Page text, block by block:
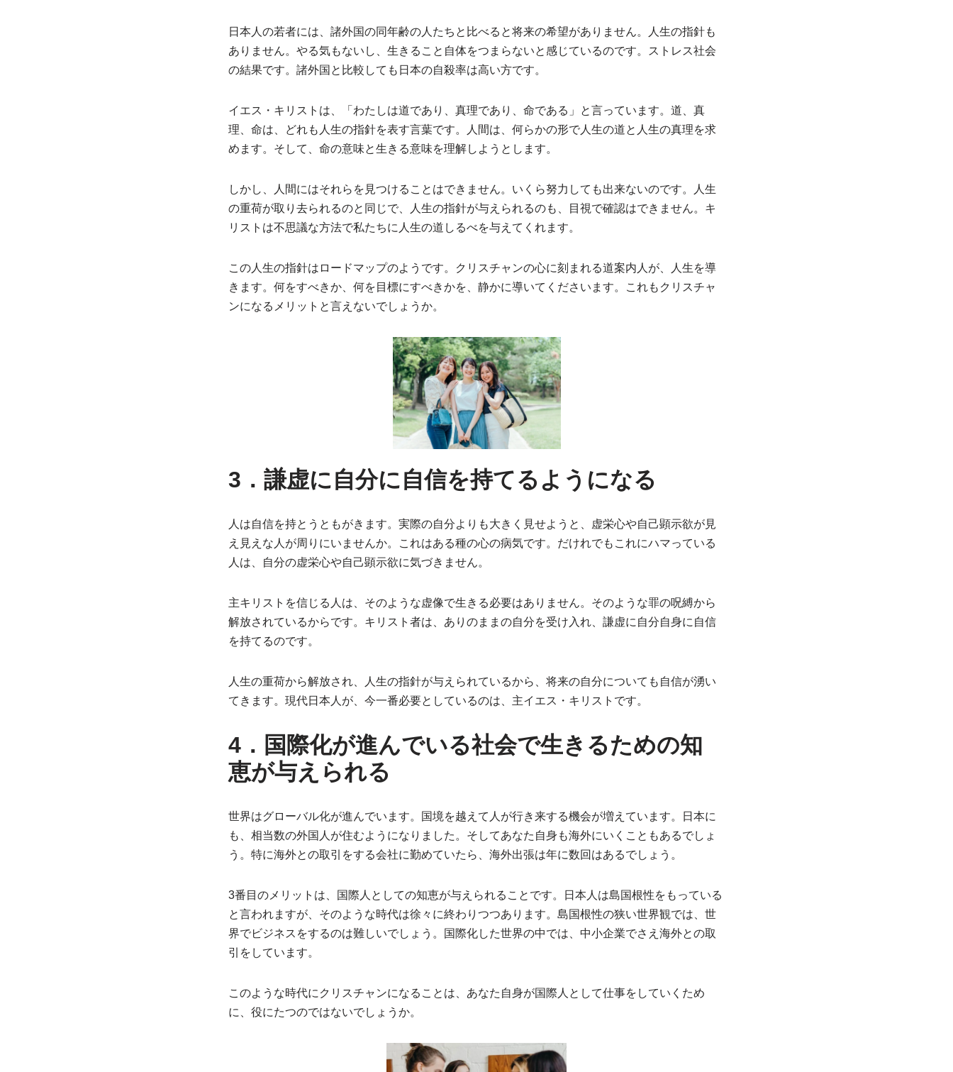
日本人の若者には、諸外国の同年齢の人たちと比べると将来の希望がありません。人生の指針も
ありません。やる気もないし、生きること自体をつまらないと感じているのです。ストレス社会
の結果です。諸外国と比較しても日本の自殺率は高い方です。
イエス・キリストは、「わたしは道であり、真理であり、命である」と言っています。道、真
理、命は、どれも人生の指針を表す言葉です。人間は、何らかの形で人生の道と人生の真理を求
めます。そして、命の意味と生きる意味を理解しようとします。
しかし、人間にはそれらを見つけることはできません。いくら努力しても出来ないのです。人生
の重荷が取り去られるのと同じで、人生の指針が与えられるのも、目視で確認はできません。キ
リストは不思議な方法で私たちに人生の道しるべを与えてくれます。
この人生の指針はロードマップのようです。クリスチャンの心に刻まれる道案内人が、人生を導
きます。何をすべきか、何を目標にすべきかを、静かに導いてくださいます。これもクリスチャ
ンになるメリットと言えないでしょうか。
3．謙虚に自分に自信を持てるようになる
人は自信を持とうともがきます。実際の自分よりも大きく見せようと、虚栄心や自己顕示欲が見
え見えな人が周りにいませんか。これはある種の心の病気です。だけれでもこれにハマっている
人は、自分の虚栄心や自己顕示欲に気づきません。
主キリストを信じる人は、そのような虚像で生きる必要はありません。そのような罪の呪縛から
解放されているからです。キリスト者は、ありのままの自分を受け入れ、謙虚に自分自身に自信
を持てるのです。
人生の重荷から解放され、人生の指針が与えられているから、将来の自分についても自信が湧い
てきます。現代日本人が、今一番必要としているのは、主イエス・キリストです。
4．国際化が進んでいる社会で生きるための知
恵が与えられる
世界はグローバル化が進んでいます。国境を越えて人が行き来する機会が増えています。日本に
も、相当数の外国人が住むようになりました。そしてあなた自身も海外にいくこともあるでしょ
う。特に海外との取引をする会社に勤めていたら、海外出張は年に数回はあるでしょう。
3番目のメリットは、国際人としての知恵が与えられることです。日本人は島国根性をもっている
と言われますが、そのような時代は徐々に終わりつつあります。島国根性の狭い世界観では、世
界でビジネスをするのは難しいでしょう。国際化した世界の中では、中小企業でさえ海外との取
引をしています。
このような時代にクリスチャンになることは、あなた自身が国際人として仕事をしていくため
に、役にたつのではないでしょうか。